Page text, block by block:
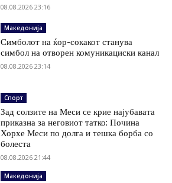
08.08.2026 23:16
Македонија
Симболот на ќор-сокакот станува
симбол на отворен комуникациски канал
08.08.2026 23:14
Спорт
Зад солзите на Меси се крие најубавата
приказна за неговиот татко: Почина
Хорхе Меси по долга и тешка борба со
болеста
08.08.2026 21:44
Македонија